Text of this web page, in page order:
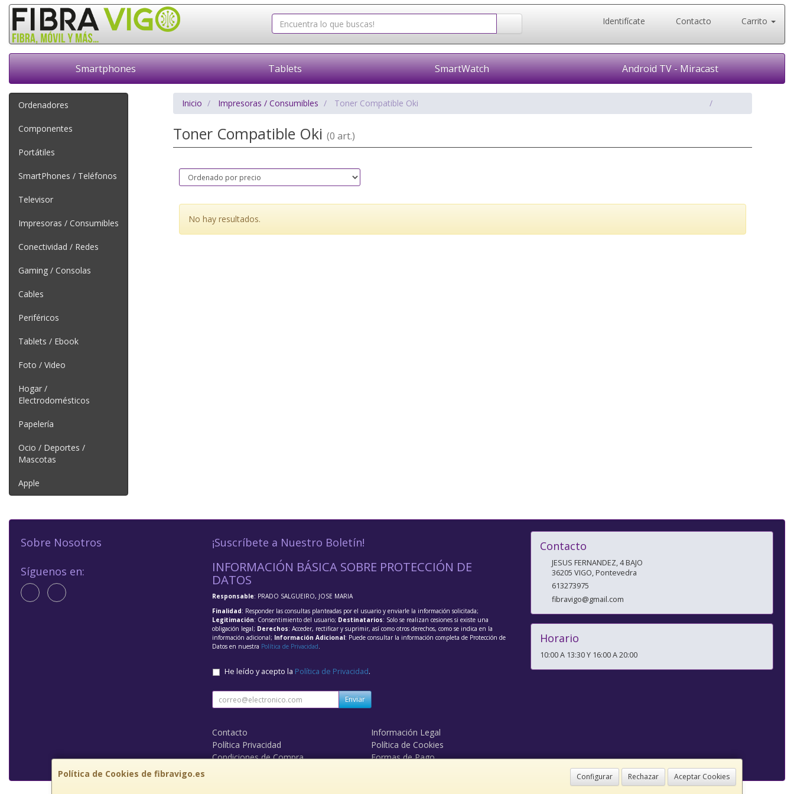
Identifícate Contacto Carrito
Smartphones Tablets SmartWatch Android TV - Miracast
Ordenadores
Componentes
Portátiles
SmartPhones / Teléfonos
Televisor
Impresoras / Consumibles
Conectividad / Redes
Gaming / Consolas
Cables
Periféricos
Tablets / Ebook
Foto / Video
Hogar /
Electrodomésticos
Papelería
Ocio / Deportes /
Mascotas
Apple
Inicio Impresoras / Consumibles Toner Compatible Oki
Toner Compatible Oki (0 art.)
No hay resultados.
Política de Cookies de fibravigo.es Configurar Rechazar Aceptar Cookies
Sobre Nosotros
Síguenos en:
¡Suscríbete a Nuestro Boletín!
INFORMACIÓN BÁSICA SOBRE PROTECCIÓN DE
DATOS
Responsable: PRADO SALGUEIRO, JOSE MARIA
Finalidad: Responder las consultas planteadas por el usuario y enviarle la información solicitada;
Legitimación: Consentimiento del usuario; Destinatarios: Solo se realizan cesiones si existe una
obligación legal; Derechos: Acceder, rectificar y suprimir, así como otros derechos, como se indica en la
información adicional; Información Adicional: Puede consultar la información completa de Protección de
Datos en nuestra Política de Privacidad.
He leído y acepto la Política de Privacidad.
Enviar
Contacto
Información Legal
Política Privacidad
Política de Cookies
Condiciones de Compra
Formas de Pago
Contacto
JESUS FERNANDEZ, 4 BAJO
36205 VIGO,Pontevedra
613273975
fibravigo@gmail.com
Horario
10:00 A 13:30 Y 16:00 A 20:00